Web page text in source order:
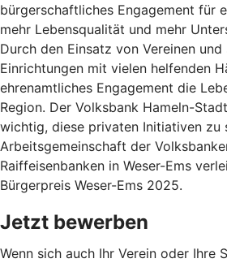
bürgerschaftliches Engagement für
mehr Lebensqualität und mehr
Durch den Einsatz von Vereinen und
Einrichtungen mit vielen helfenden
ehrenamtliches Engagement die
Region. Der Volksbank Hameln-
wichtig, diese privaten Initiativen zu
Arbeitsgemeinschaft der
Raiffeisenbanken in Weser-Ems
Bürgerpreis Weser-Ems 2025.
Jetzt bewerben
Wenn sich auch Ihr Verein oder Ihre